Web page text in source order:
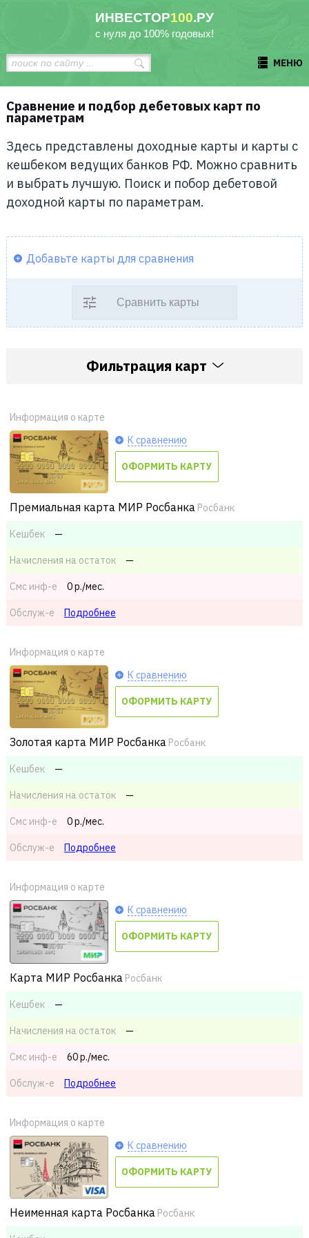
ИНВЕСТОР100.РУ
с нуля до 100% годовых!
МЕНЮ
Сравнение и подбор дебетовых карт по
параметрам
Здесь представлены доходные карты и карты с
кешбеком ведущих банков РФ. Можно сравнить
и выбрать лучшую. Поиск и побор дебетовой
доходной карты по параметрам.
Добавьте карты для сравнения
Сравнить карты
Фильтрация карт
Информация о карте
К сравнению
ОФОРМИТЬ КАРТУ
Премиальная карта МИР Росбанка Росбанк
Кешбек —
Начисления на остаток —
Смс инф-е 0 р./мес.
Обслуж-е Подробнее
Информация о карте
К сравнению
ОФОРМИТЬ КАРТУ
Золотая карта МИР Росбанка Росбанк
Кешбек —
Начисления на остаток —
Смс инф-е 0 р./мес.
Обслуж-е Подробнее
Информация о карте
К сравнению
ОФОРМИТЬ КАРТУ
Карта МИР Росбанка Росбанк
Кешбек —
Начисления на остаток —
Смс инф-е 60 р./мес.
Обслуж-е Подробнее
Информация о карте
К сравнению
ОФОРМИТЬ КАРТУ
Неименная карта Росбанка Росбанк